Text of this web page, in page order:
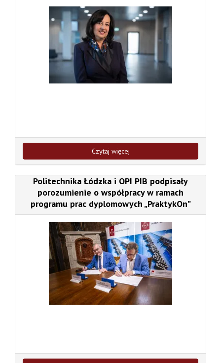
Czytaj więcej
Politechnika Łódzka i OPI PIB podpisały
porozumienie o współpracy w ramach
programu prac dyplomowych „PraktykOn”